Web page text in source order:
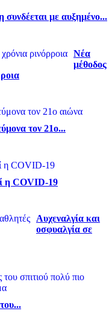
με αυξημένο...
Νέα
μέθοδος
τον 21ο...
η COVID-19
Αυχεναλγία και
οσφυαλγία σε